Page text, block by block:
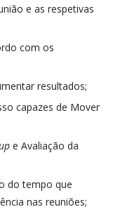
e as respetivas
com os
resultados;
capazes de Mover
e Avaliação da
do tempo que
nas reuniões;